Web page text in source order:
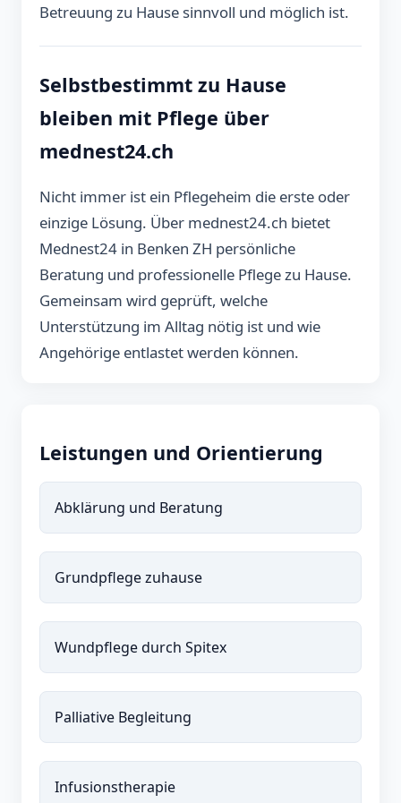
Betreuung zu Hause sinnvoll und möglich ist.
Selbstbestimmt zu Hause
bleiben mit Pflege über
mednest24.ch
Nicht immer ist ein Pflegeheim die erste oder
einzige Lösung. Über mednest24.ch bietet
Mednest24 in Benken ZH persönliche
Beratung und professionelle Pflege zu Hause.
Gemeinsam wird geprüft, welche
Unterstützung im Alltag nötig ist und wie
Angehörige entlastet werden können.
Leistungen und Orientierung
Abklärung und Beratung
Grundpflege zuhause
Wundpflege durch Spitex
Palliative Begleitung
Infusionstherapie